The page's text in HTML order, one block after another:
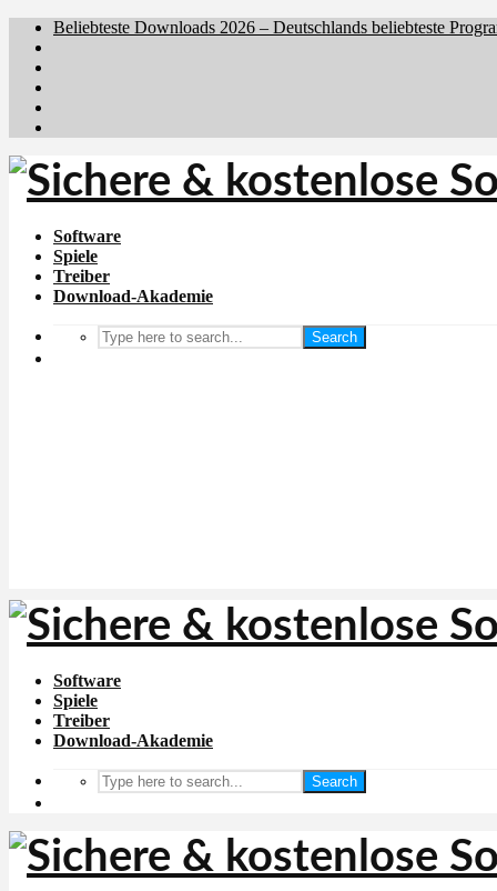
Beliebteste Downloads 2026 – Deutschlands beliebteste
Software
Spiele
Treiber
Download-Akademie
Search
Software
Spiele
Treiber
Download-Akademie
Search